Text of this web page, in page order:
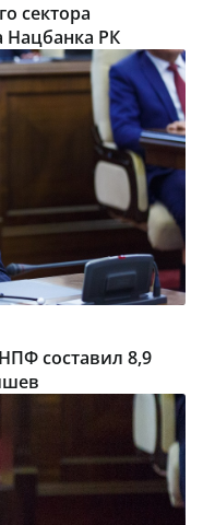
сектора
Нацбанка РК
составил 8,9